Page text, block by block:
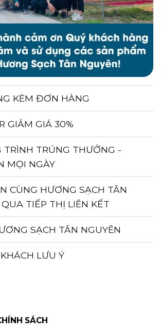
KÈM ĐƠN HÀNG
GIẢM GIÁ 30%
TRÌNH TRÚNG THƯỞNG -
MỌI NGÀY
CÙNG HƯƠNG SẠCH TÂN
TIẾP THỊ LIÊN KẾT
SẠCH TÂN NGUYÊN
LƯU Ý
SÁCH